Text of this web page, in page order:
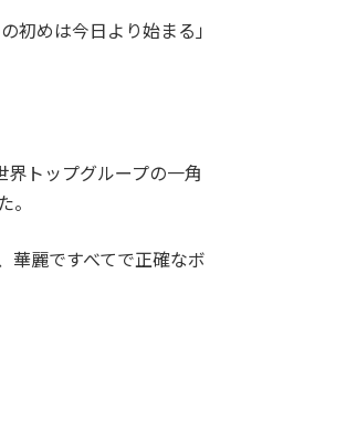
初めは今日より始まる」
トップグループの一角
。
華麗ですべてで正確なボ